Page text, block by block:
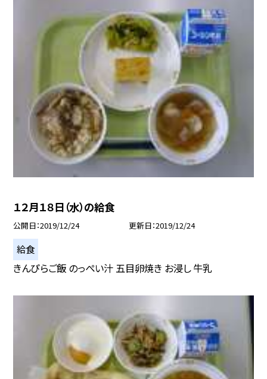
１２月１８日（水）の給食
公開日 2019/12/24 更新日 2019/12/24
給食
きんぴらご飯 のっぺい汁 五目卵焼き お浸し 牛乳